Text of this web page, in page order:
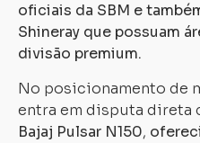
oficiais da SBM e
Shineray que possuam
divisão premium.
No posicionamento de
entra em disputa direta
Bajaj Pulsar N150,